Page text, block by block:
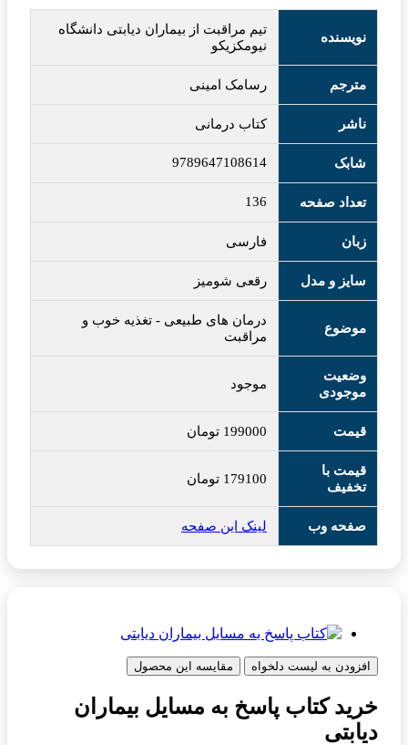
نویسنده
تیم مراقبت از بیماران دیابتی دانشگاه
نیومکزیکو
مترجم رسامک امینی
ناشر کتاب درمانی
شابک 9789647108614
تعداد صفحه 136
زبان فارسی
سایز و مدل رقعی شومیز
موضوع
درمان های طبیعی - تغذیه خوب و
مراقبت
وضعیت
موجودی
موجود
قیمت 199000 تومان
قیمت با
تخفیف
179100 تومان
صفحه وب لینک این صفحه
افزودن به لیست دلخواه مقایسه این محصول
خرید کتاب پاسخ به مسایل بیماران
دیابتی